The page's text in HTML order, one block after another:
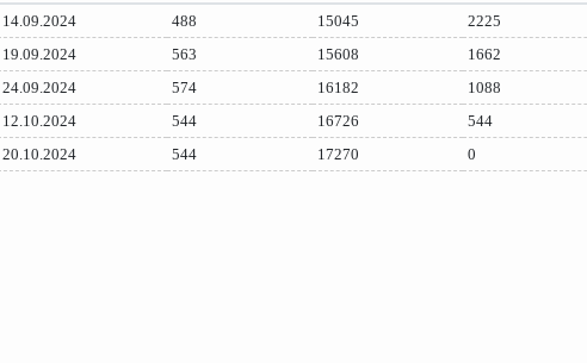
14.09.2024 488 15045
2225
19.09.2024
563 15608
1662
24.09.2024
574 16182
1088
12.10.2024
544 16726
544
20.10.2024
544 17270 0